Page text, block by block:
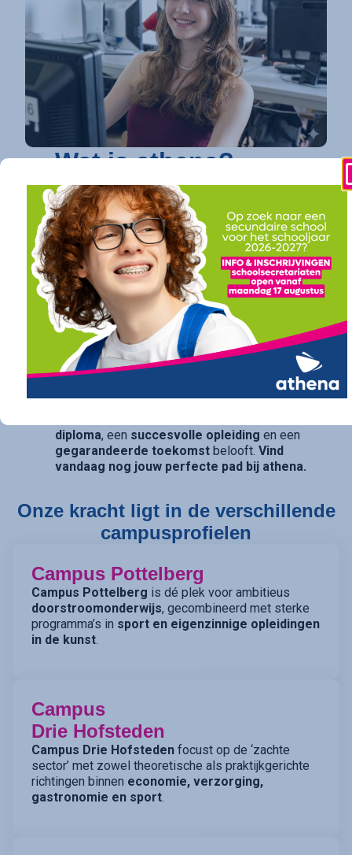
Wat is athena?
athena is dé toonaangevende secundaire
school in Kortrijkdie elke jongere een
toekomstgarantie biedt. Op vier
gespecialiseerde campussen bundelen we een
uitgebreid en toekomstgericht onderwijsaanbod.
Of je nu droomt van verder studeren in
hogeschool of universiteit (onze
doorstroomfinaliteit / ASO) of direct een
succesvolle carrière ambieert (onze
arbeidsfinaliteit / BSO ), bij athena vind je een
traject op maat. Ook voor diegenen die daarin hun
opties openhouden, bieden onze studierichtingen
(TSO) de perfecte balans.
diploma, een succesvolle opleiding en een
gegarandeerde toekomst belooft.Vind
vandaag nog jouw perfecte pad bij athena.
Onze kracht ligt in de verschillende
campusprofielen
Campus Pottelberg
Campus Pottelberg is dé plek voor ambitieus
doorstroomonderwijs, gecombineerd met sterke
programma’s in sport en eigenzinnige opleidingen
in de kunst.
Campus
Drie Hofsteden
Campus Drie Hofsteden focust op de ‘zachte
sector’ met zowel theoretische als praktijkgerichte
richtingen binnen economie, verzorging,
gastronomie en sport.